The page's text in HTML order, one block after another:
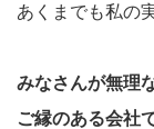
あくまでも私の
みなさんが無理
ご縁のある会社